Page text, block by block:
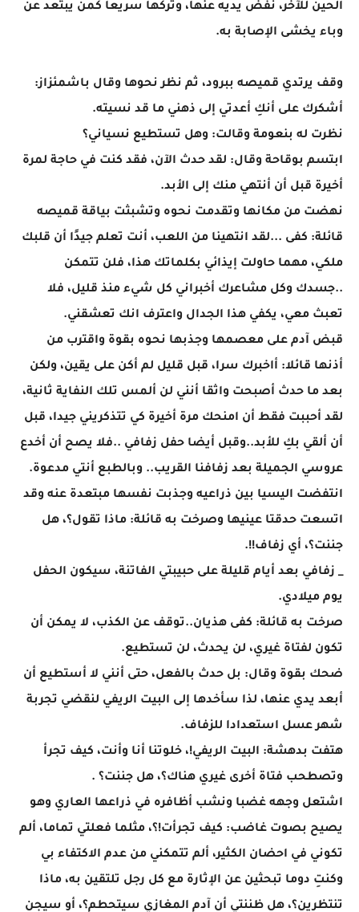
الحين للآخر، نفض يديه عنها، وتركها سريعا كمن يبتعد عن
وباء يخشى الإصابة به.
وقف يرتدي قميصه ببرود، ثم نظر نحوها وقال باشمئزاز:
أشكرك على أنكِ أعدتي إلى ذهني ما قد نسيته.
نظرت له بنعومة وقالت: وهل تستطيع نسياني؟
ابتسم بوقاحة وقال: لقد حدث الآن، فقد كنت في حاجة لمرة
أخيرة قبل أن أنتهي منك إلى الأبد.
نهضت من مكانها وتقدمت نحوه وتشبثت بياقة قميصه
قائلة: كفى ...لقد انتهينا من اللعب، أنت تعلم جيدًا أن قلبك
ملكي، مهما حاولت إيذائي بكلماتك هذا، فلن تتمكن
..جسدك وكل مشاعرك أخبراني كل شيء منذ قليل، فلا
تعبث معي، يكفي هذا الجدال واعترف انك تعشقني.
قبض آدم على معصمها وجذبها نحوه بقوة واقترب من
أذنها قائلا: أاخبرك سرا، قبل قليل لم أكن على يقين، ولكن
بعد ما حدث أصبحت واثقا أنني لن ألمس تلك النفاية ثانية،
لقد أحببت فقط أن امنحك مرة أخيرة كي تتذكريني جيدا، قبل
أن ألقي بكِ للأبد..وقبل أيضا حفل زفافي ..فلا يصح أن أخدع
عروسي الجميلة بعد زفافنا القريب.. وبالطبع أنتي مدعوة.
انتفضت اليسيا بين ذراعيه وجذبت نفسها مبتعدة عنه وقد
اتسعت حدقتا عينيها وصرخت به قائلة: ماذا تقول؟، هل
جننت؟، أي زفاف!!.
_ زفافي بعد أيام قليلة على حبيبتي الفاتنة، سيكون الحفل
يوم ميلادي.
صرخت به قائلة: كفى هذيان..توقف عن الكذب، لا يمكن أن
تكون لفتاة غيري، لن يحدث، لن تستطيع.
ضحك بقوة وقال: بل حدث بالفعل، حتى أنني لا أستطيع أن
أبعد يدي عنها، لذا سأخدها إلى البيت الريفي لنقضي تجربة
شهر عسل استعدادا للزفاف.
هتفت بدهشة: البيت الريفي!، خلوتنا أنا وأنت، كيف تجرأ
وتصطحب فتاة أخرى غيري هناك؟، هل جننت؟ .
اشتعل وجهه غضبا ونشب أظافره في ذراعها العاري وهو
يصيح بصوت غاضب: كيف تجرأت!؟، مثلما فعلتي تماما، ألم
تكوني في احضان الكثير، ألم تتمكني من عدم الاكتفاء بي
وكنتِ دوما تبحثين عن الإثارة مع كل رجل تلتقين به، ماذا
تنتظرين؟، هل ظننتي أن آدم المغازي سيتحطم؟، أو سيجن